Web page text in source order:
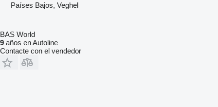
Países Bajos, Veghel
BAS World
9 años en Autoline
Contacte con el vendedor